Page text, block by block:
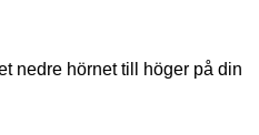
nedre hörnet till höger på din